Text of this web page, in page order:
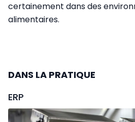
certainement dans des
alimentaires.
DANS LA PRATIQUE
ERP